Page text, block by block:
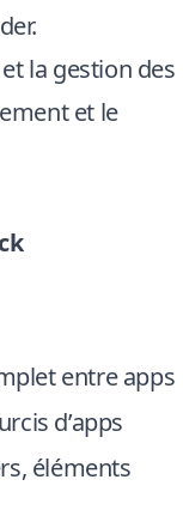
.
la gestion des
et le
entre apps
d’apps
éléments